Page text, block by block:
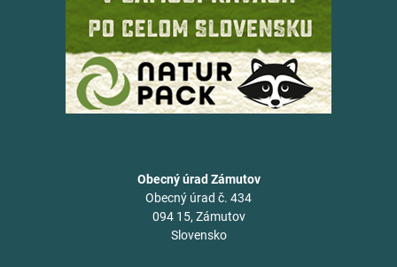
Obecný úrad Zámutov
Obecný úrad č. 434
094 15, Zámutov
Slovensko